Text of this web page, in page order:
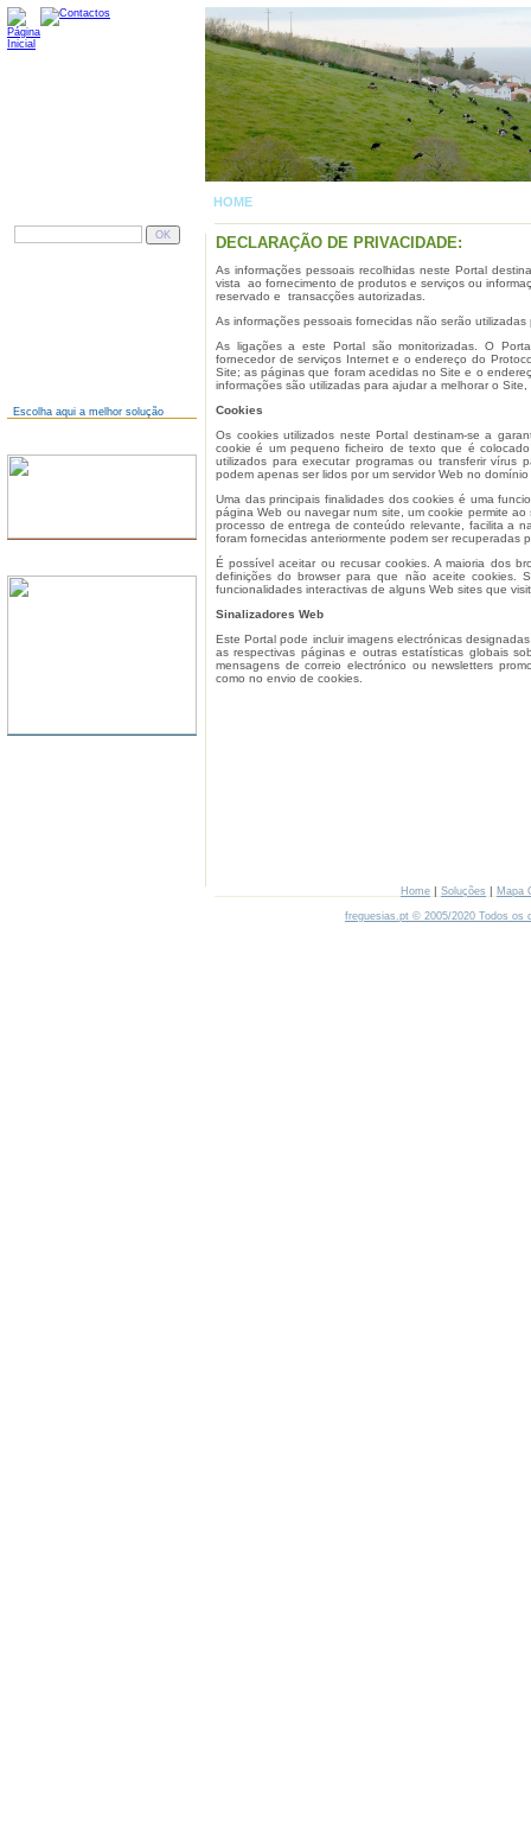
Escolha aqui a melhor solução
HOME
DECLARAÇÃO DE PRIVACIDADE:
As informações pessoais recolhidas neste Portal
vista ao fornecimento de produtos e serviços ou
reservado e transacções autorizadas.
As informações pessoais fornecidas não serão
As ligações a este Portal são monitorizadas. O
fornecedor de serviços Internet e o endereço do
Site; as páginas que foram acedidas no Site e o
informações são utilizadas para ajudar a melhorar o
Cookies
Os cookies utilizados neste Portal destinam-se a
cookie é um pequeno ficheiro de texto que é
utilizados para executar programas ou transferir vírus
podem apenas ser lidos por um servidor Web no
Uma das principais finalidades dos cookies é uma
página Web ou navegar num site, um cookie permite
processo de entrega de conteúdo relevante, facilita a
foram fornecidas anteriormente podem ser recuperadas
É possível aceitar ou recusar cookies. A maioria dos
definições do browser para que não aceite cookies.
funcionalidades interactivas de alguns Web sites que
Sinalizadores Web
Este Portal pode incluir imagens electrónicas
as respectivas páginas e outras estatísticas globais
mensagens de correio electrónico ou newsletters
como no envio de cookies.
Home | Soluções | Mapa
freguesias.pt © 2005/2020 Todos os